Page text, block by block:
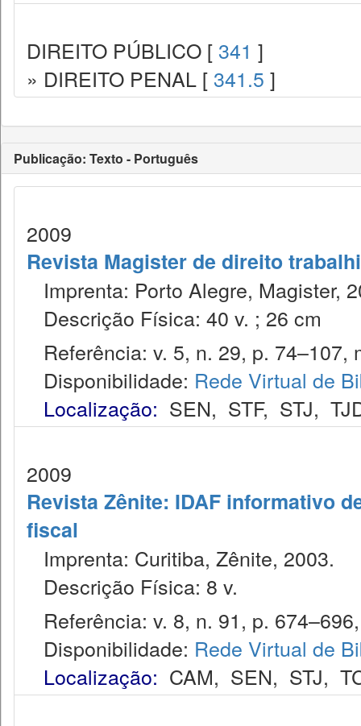
DIREITO PÚBLICO [ 341 ]
» DIREITO PENAL [ 341.5 ]
Publicação: Texto - Português
2009
Revista Magister de direito
Imprenta: Porto Alegre, Magister,
Descrição Física: 40 v. ; 26 cm
Referência: v. 5, n. 29, p. 74–107,
Disponibilidade: Rede Virtual de
Localização: SEN, STF, STJ,
2009
Revista Zênite: IDAF informativo
fiscal
Imprenta: Curitiba, Zênite, 2003.
Descrição Física: 8 v.
Referência: v. 8, n. 91, p.
Disponibilidade: Rede Virtual de
Localização: CAM, SEN, STJ,